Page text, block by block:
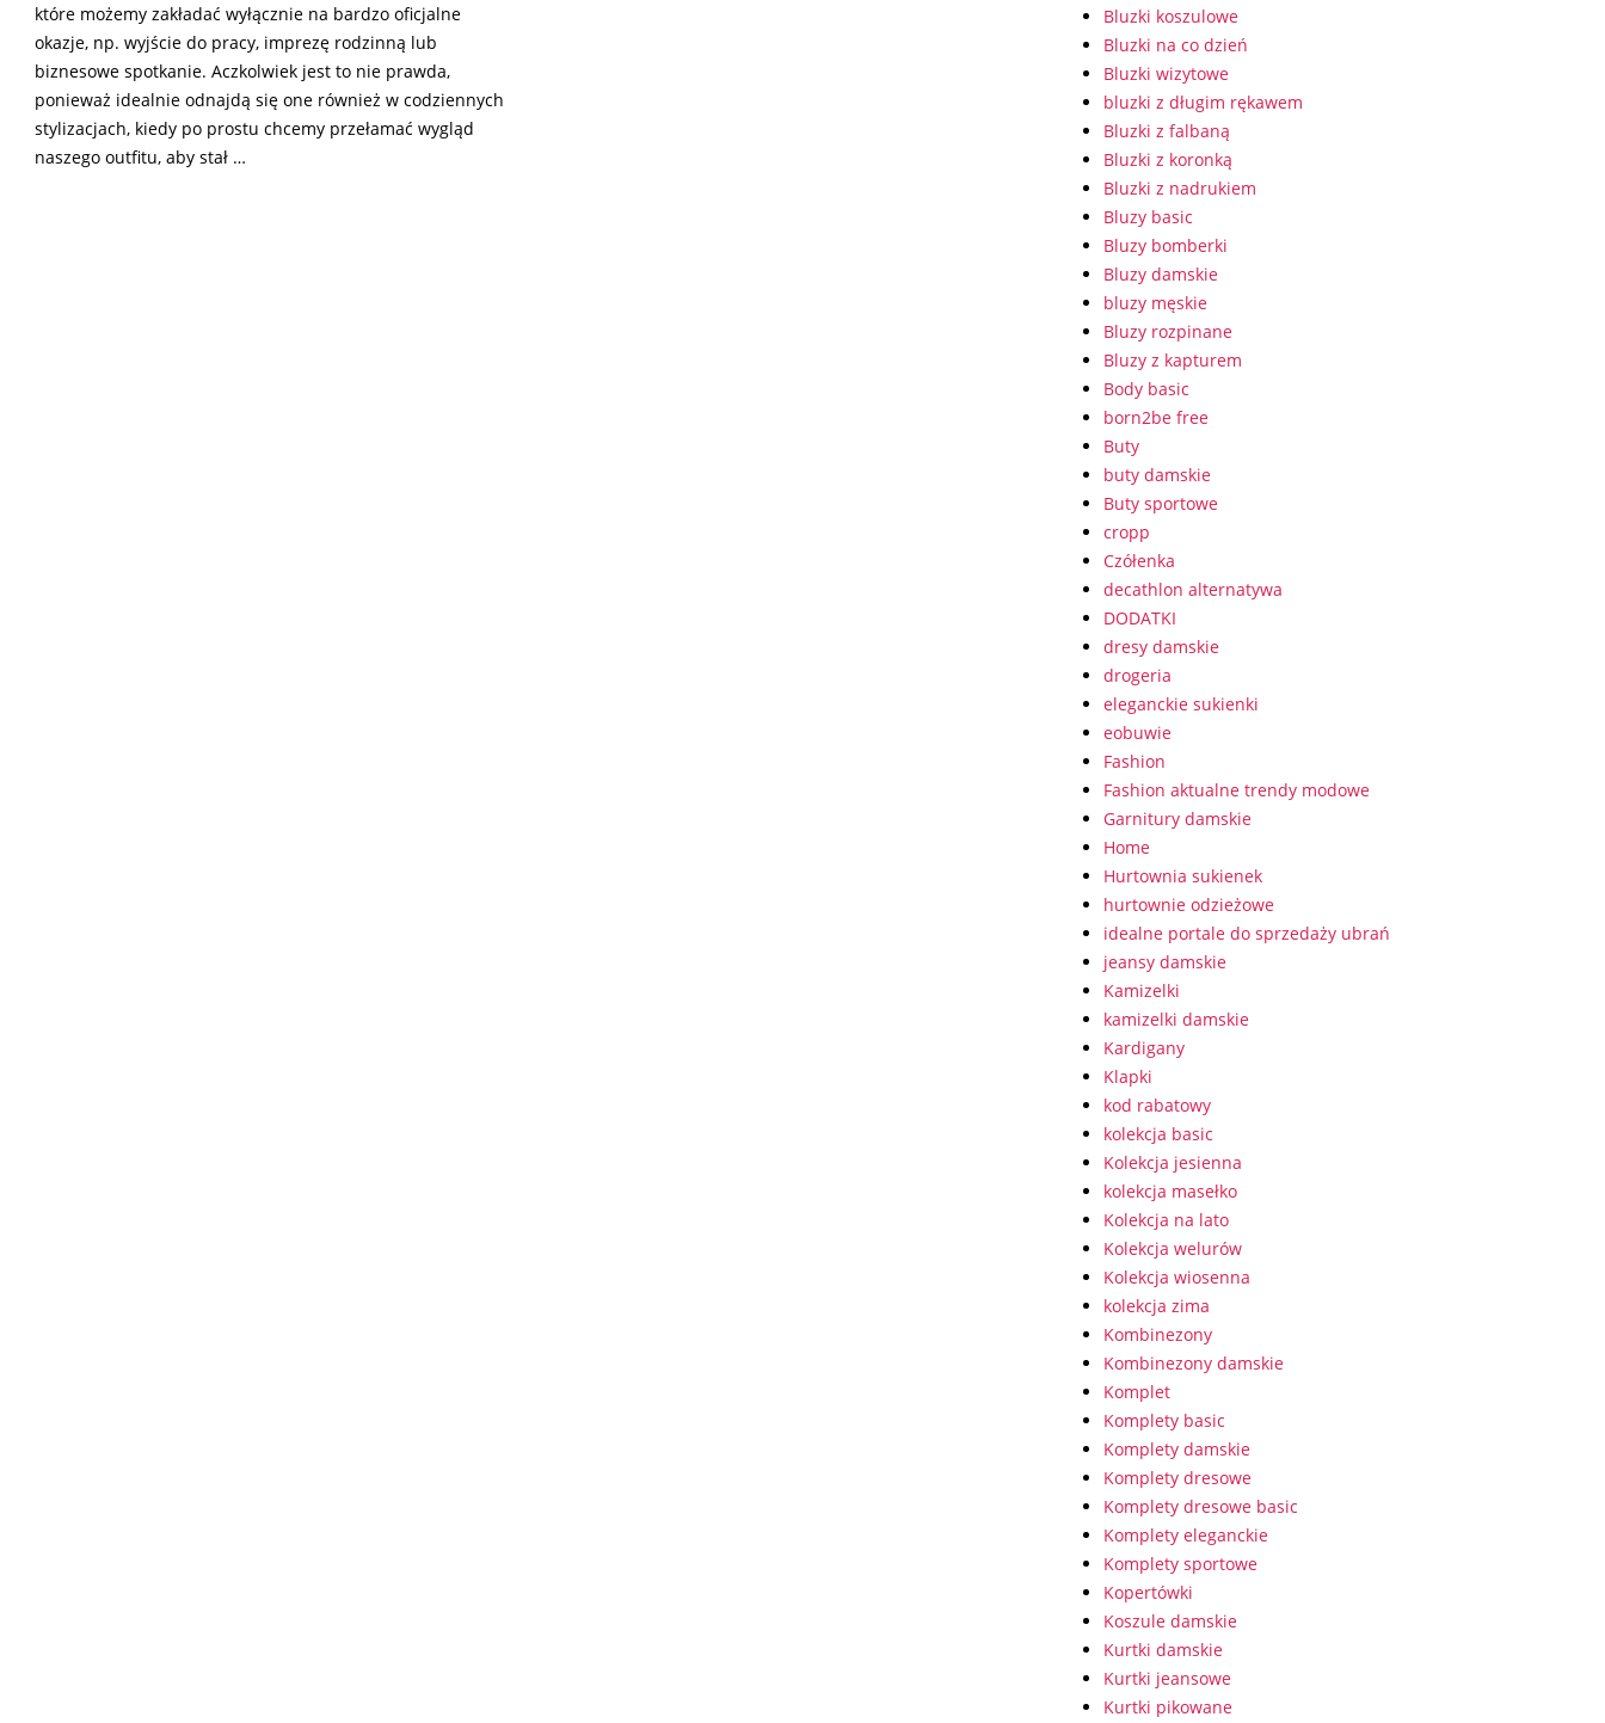
które możemy zakładać wyłącznie na bardzo oficjalne
okazje, np. wyjście do pracy, imprezę rodzinną lub
biznesowe spotkanie. Aczkolwiek jest to nie prawda,
ponieważ idealnie odnajdą się one również w codziennych
stylizacjach, kiedy po prostu chcemy przełamać wygląd
naszego outfitu, aby stał …
Bluzki koszulowe
Bluzki na co dzień
Bluzki wizytowe
bluzki z długim rękawem
Bluzki z falbaną
Bluzki z koronką
Bluzki z nadrukiem
Bluzy basic
Bluzy bomberki
Bluzy damskie
bluzy męskie
Bluzy rozpinane
Bluzy z kapturem
Body basic
born2be free
Buty
buty damskie
Buty sportowe
cropp
Czółenka
decathlon alternatywa
DODATKI
dresy damskie
drogeria
eleganckie sukienki
eobuwie
Fashion
Fashion aktualne trendy modowe
Garnitury damskie
Home
Hurtownia sukienek
hurtownie odzieżowe
idealne portale do sprzedaży ubrań
jeansy damskie
Kamizelki
kamizelki damskie
Kardigany
Klapki
kod rabatowy
kolekcja basic
Kolekcja jesienna
kolekcja masełko
Kolekcja na lato
Kolekcja welurów
Kolekcja wiosenna
kolekcja zima
Kombinezony
Kombinezony damskie
Komplet
Komplety basic
Komplety damskie
Komplety dresowe
Komplety dresowe basic
Komplety eleganckie
Komplety sportowe
Kopertówki
Koszule damskie
Kurtki damskie
Kurtki jeansowe
Kurtki pikowane